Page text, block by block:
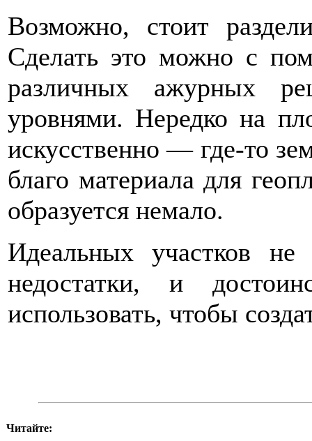
Возможно, стоит
Сделать это можно с
различных ажурных
уровнями. Нередко на
искусственно — где-то
благо материала для
образуется немало.
Идеальных участков
недостатки, и
использовать, чтобы
Читайте: